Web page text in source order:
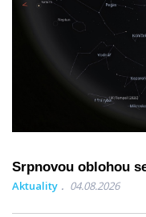
Srpnovou oblohou
Aktuality 04.08.2026